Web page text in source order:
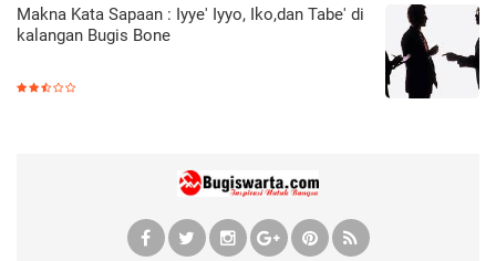
Makna Kata Sapaan : Iyye' Iyyo, Iko,dan Tabe' di
kalangan Bugis Bone